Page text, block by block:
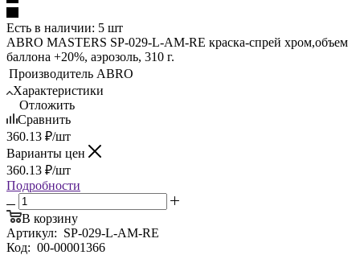
Есть в наличии: 5 шт
ABRO MASTERS SP-029-L-AM-RE краска-спрей хром,объем
баллона +20%, аэрозоль, 310 г.
Производитель ABRO
Характеристики
Отложить
Сравнить
360.13 ₽/шт
Варианты цен
360.13 ₽/шт
Подробности
В корзину
Артикул: SP-029-L-AM-RE
Код: 00-00001366